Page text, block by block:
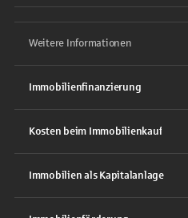
Weitere Informationen
Immobilienfinanzierung
Kosten beim Immobilienkauf
Immobilien als Kapitalanlage